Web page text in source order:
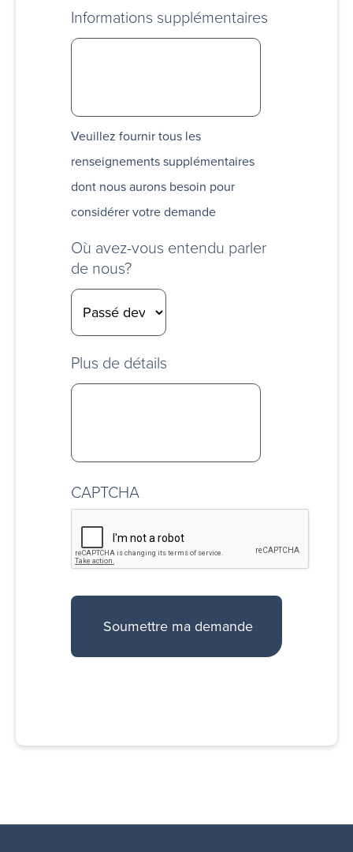
Informations supplémentaires
Veuillez fournir tous les
renseignements supplémentaires
dont nous aurons besoin pour
considérer votre demande
Où avez-vous entendu parler
de nous?
Plus de détails
CAPTCHA